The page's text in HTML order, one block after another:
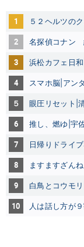
1 ５２ヘルツの
2 名探偵コナン
3 浜松カフェ
4 スマホ脳|ア
５ 眼圧リセット|
6 推し、燃ゆ|宇
7 日帰りドラ
8 ますますざん
9 白鳥とコウモ
10 人は話し